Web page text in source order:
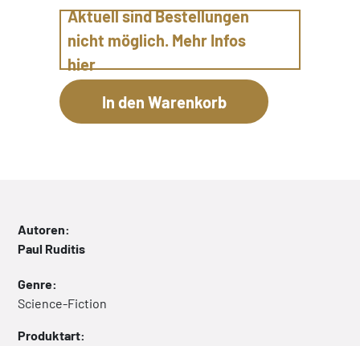
Aktuell sind Bestellungen
nicht möglich. Mehr Infos
hier
Autoren:
Paul Ruditis
Genre:
Science-Fiction
Produktart: